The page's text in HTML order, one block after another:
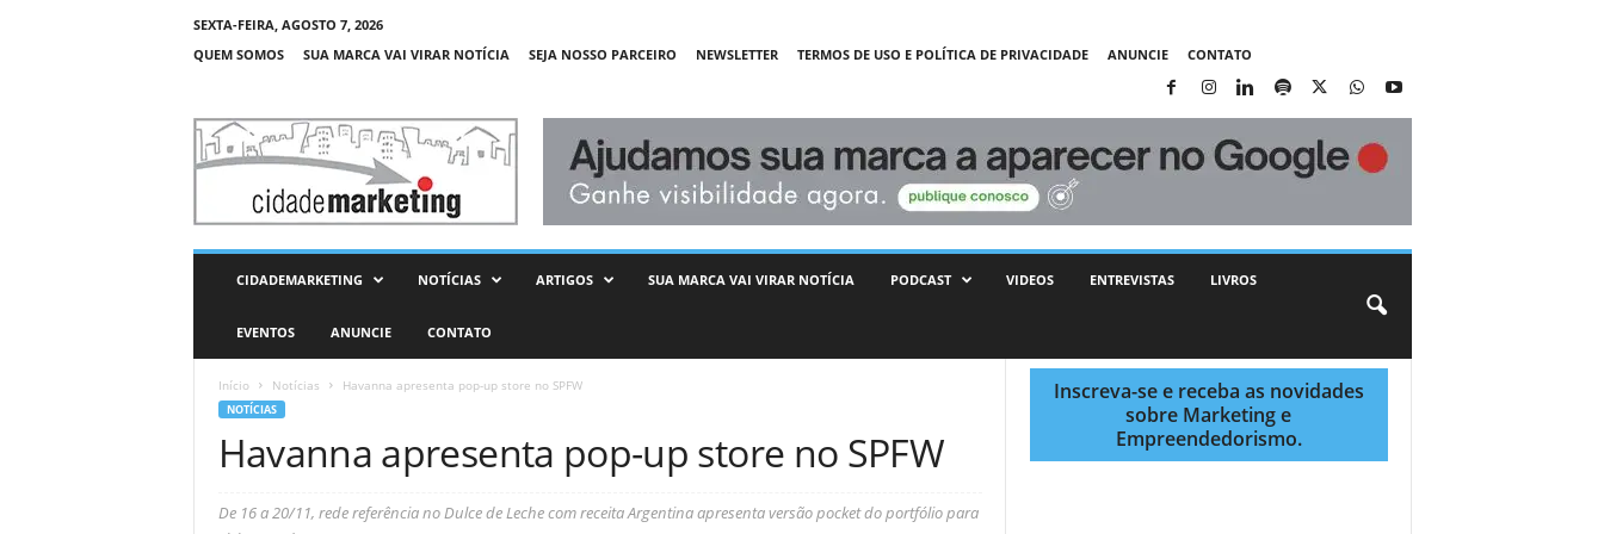
SEXTA-FEIRA, AGOSTO 7, 2026
QUEM SOMOS
SUA MARCA VAI VIRAR NOTÍCIA SEJA NOSSO PARCEIRO NEWSLETTER TERMOS DE USO E POLÍTICA DE PRIVACIDADE ANUNCIE CONTATO
C
d
CIDADEMARKETING NOTÍCIAS ARTIGOS SUA MARCA VAI VIRAR NOTÍCIA PODCAST VIDEOS ENTREVISTAS LIVROS
EVENTOS ANUNCIE CONTATO
Início Notícias Havanna apresenta pop-up store no SPFW
NOTÍCIAS
Havanna apresenta pop-up store no SPFW
De 16 a 20/11, rede referência no Dulce de Leche com receita Argentina apresenta versão pocket do portfólio para
Inscreva-se e receba as novidades
sobre Marketing e
Empreendedorismo.